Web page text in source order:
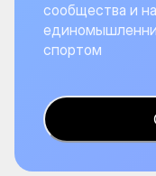
сообщества и
спортом